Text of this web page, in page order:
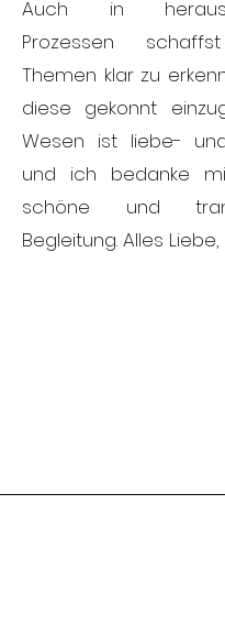
Auch in
Prozessen
Themen klar zu
diese gekonnt
Wesen ist liebe-
und ich bedanke
schöne und
Begleitung. Alles